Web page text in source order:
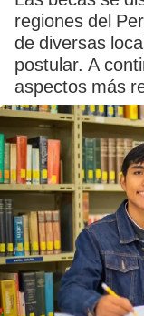
regiones del
de diversas
postular. A
aspectos más